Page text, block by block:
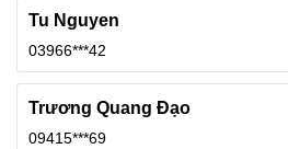
Tu Nguyen
03966***42
Trương Quang Đạo
09415***69